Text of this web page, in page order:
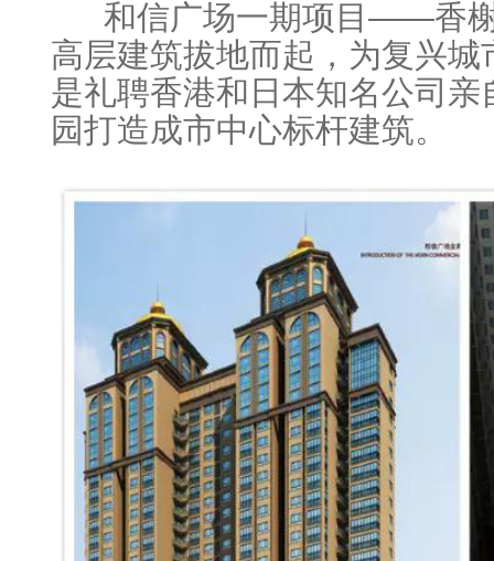
和信广场一期项目——香榭
高层建筑拔地而起，为复兴
是礼聘香港和日本知名公司
园打造成市中心标杆建筑。